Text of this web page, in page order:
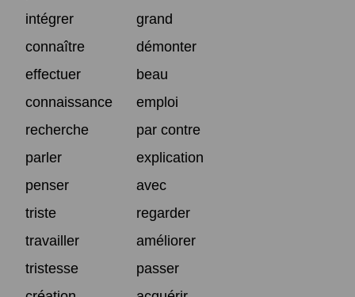
intégrer
grand
connaître
démonter
effectuer
beau
connaissance
emploi
recherche
par contre
parler
explication
penser
avec
triste
regarder
travailler
améliorer
tristesse
passer